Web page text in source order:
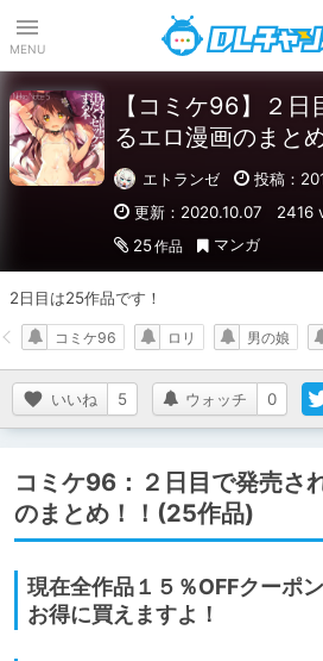
MENU
【コミケ96】２
るエロ漫画のまと
エトランゼ
投稿：
更新：2020.10.07
2416
25作品 マンガ
2日目は25作品です！
いいね 5 ウォッチ 0
コミケ96 ロリ 男の娘
コミケ96：２日目で発売さ
のまとめ！！(25作品)
現在全作品１５％OFFクーポ
お得に買えますよ！